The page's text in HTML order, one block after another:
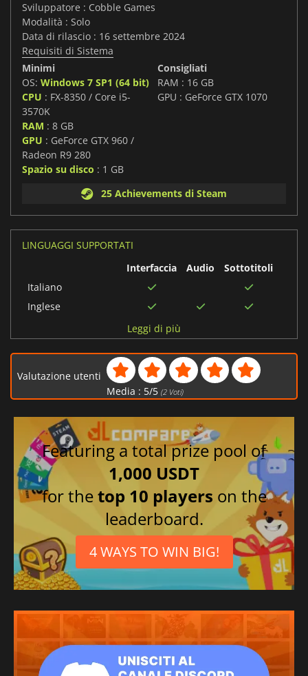
Sviluppatore : Cobble Games
Modalità : Solo
Data di rilascio : 16 settembre 2024
Requisiti di Sistema
Minimi
OS: Windows 7 SP1 (64 bit)
CPU : FX-8350 / Core i5-
3570K
RAM : 8 GB
GPU : GeForce GTX 960 /
Radeon R9 280
Spazio su disco : 1 GB
Consigliati
RAM : 16 GB
GPU : GeForce GTX 1070
25 Achievements di Steam
LINGUAGGI SUPPORTATI
Interfaccia
Audio
Sottotitoli
Italiano
Inglese
Tedesco
Spagnolo
Russo
Giapponese
Portoghese
Leggi di più
Valutazione utenti
Media : 5/5 (2Voti)
Featuring a total prize pool of
1,000 USDT
for thetop 10 players on the
leaderboard.
4 WAYS TO WIN BIG!